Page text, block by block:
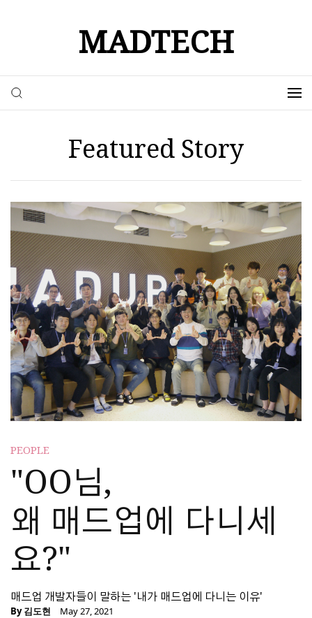
MADTECH
Featured Story
PEOPLE
"OO님,
왜 매드업에 다니세
요?"
매드업 개발자들이 말하는 '내가 매드업에 다니는 이유'
By김도현 May 27, 2021